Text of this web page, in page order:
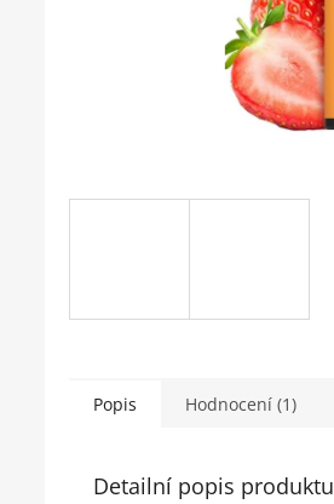
Popis Hodnocení (1)
Detailní popis produktu